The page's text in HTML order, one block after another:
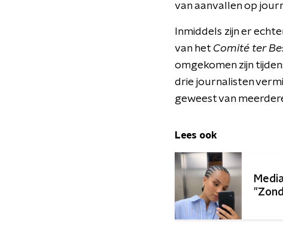
van aanvallen op
Inmiddels zijn er
van het Comité ter
omgekomen zijn
drie journalisten
geweest van
Lees ook